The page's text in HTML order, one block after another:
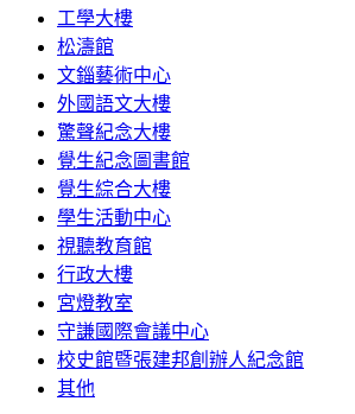
工學大樓
松濤館
文錙藝術中心
外國語文大樓
驚聲紀念大樓
覺生紀念圖書館
覺生綜合大樓
學生活動中心
視聽教育館
行政大樓
宮燈教室
守謙國際會議中心
校史館暨張建邦創辦人紀念館
其他